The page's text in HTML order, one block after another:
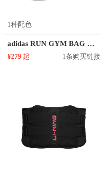
1种配色
adidas RUN GYM BAG 束口抽绳双肩包 CF5215
¥279 起 1条购买链接